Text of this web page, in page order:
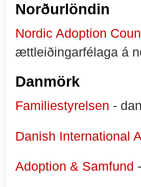
Norðurlöndin
Nordic Adoption
ættleiðingarfélaga á
Danmörk
Familiestyrelsen -
Danish International
Adoption & Samfund -